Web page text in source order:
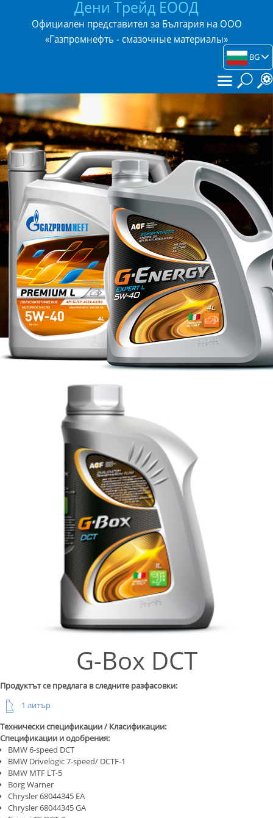
Дени Трейд ЕООД
Официален представител за България на ООО
«Газпромнефть - смазочные материалы»
BG
G-Box DCT
Продуктът се предлага в следните разфасовки:
1 литър
Технически спецификации / Класификации:
Спецификации и одобрения:
BMW 6-speed DCT
BMW Drivelogic 7-speed/ DCTF-1
BMW MTF LT-5
Borg Warner
Chrysler 68044345 EA
Chrysler 68044345 GA